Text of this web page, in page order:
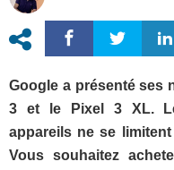
Google a présenté ses
3 et le Pixel 3 XL.
appareils ne se
Vous souhaitez